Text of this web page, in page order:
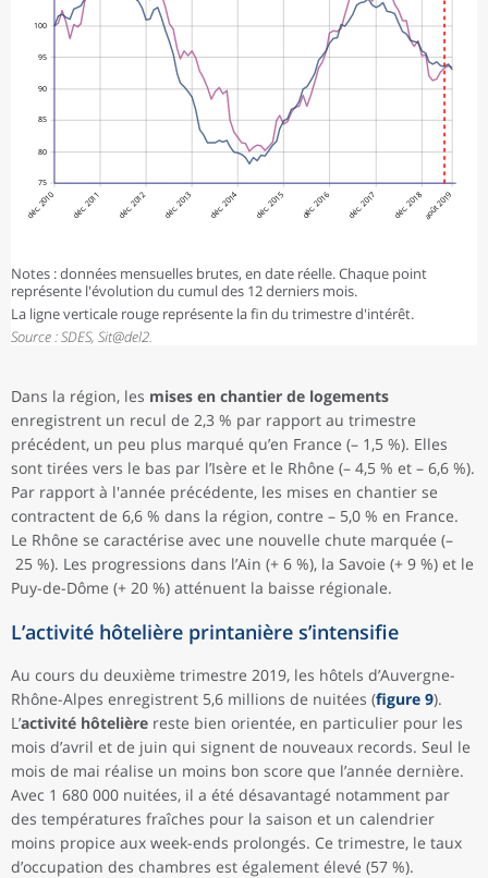
75
80
85
90
95
100
déc. 2010 déc. 2011 déc. 2012 déc. 2013 déc. 2014 déc. 2015 déc. 2016 déc. 2017 déc. 2018août 2019
Notes : données mensuelles brutes, en date réelle. Chaque point
représente l'évolution du cumul des 12 derniers mois.
La ligne verticale rouge représente la fin du trimestre d'intérêt.
Source : SDES, Sit@del2.
Dans la région, les mises en chantier de logements
enregistrent un recul de 2,3 % par rapport au trimestre
précédent, un peu plus marqué qu’en France (– 1,5 %). Elles
sont tirées vers le bas par l’Isère et le Rhône (– 4,5 % et – 6,6 %).
Par rapport à l'année précédente, les mises en chantier se
contractent de 6,6 % dans la région, contre – 5,0 % en France.
Le Rhône se caractérise avec une nouvelle chute marquée (–
25 %). Les progressions dans l’Ain (+ 6 %), la Savoie (+ 9 %) et le
Puy-de-Dôme (+ 20 %) atténuent la baisse régionale.
L’activité hôtelière printanière s’intensifie
Au cours du deuxième trimestre 2019, les hôtels d’Auvergne-
Rhône-Alpes enregistrent 5,6 millions de nuitées (figure 9).
L’activité hôtelière reste bien orientée, en particulier pour les
mois d’avril et de juin qui signent de nouveaux records. Seul le
mois de mai réalise un moins bon score que l’année dernière.
Avec 1 680 000 nuitées, il a été désavantagé notamment par
des températures fraîches pour la saison et un calendrier
moins propice aux week-ends prolongés. Ce trimestre, le taux
d’occupation des chambres est également élevé (57 %).